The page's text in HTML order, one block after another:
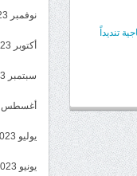
تنديداً
نوفمبر 2023
أكتوبر 2023
سبتمبر 2023
أغسطس 2023
يوليو 2023
يونيو 2023